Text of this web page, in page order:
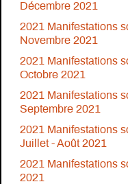
Décembre 2021
2021 Manifestations
Novembre 2021
2021 Manifestations
Octobre 2021
2021 Manifestations
Septembre 2021
2021 Manifestations
Juillet - Août 2021
2021 Manifestations
2021